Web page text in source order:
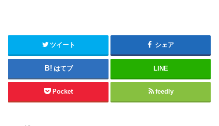
ツイート シェア
はてブ LINE
Pocket feedly